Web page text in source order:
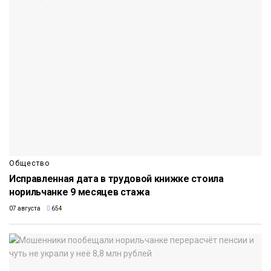
Общество
Исправленная дата в трудовой книжке стоила
норильчанке 9 месяцев стажа
07 августа 654